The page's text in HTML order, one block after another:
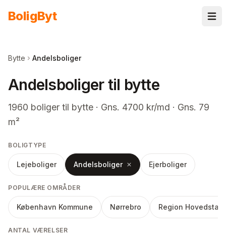
BoligByt
Bytte Andelsboliger
Andelsboliger til bytte
1960 boliger til bytte · Gns. 4700 kr/md · Gns. 79
m²
BOLIGTYPE
Lejeboliger Andelsboliger Ejerboliger
POPULÆRE OMRÅDER
København Kommune Nørrebro Region
ANTAL VÆRELSER